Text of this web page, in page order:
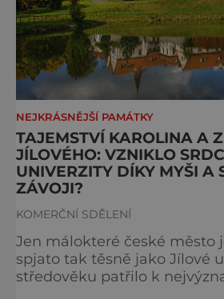
NEJKRÁSNĚJŠÍ PAMÁTKY
TAJEMSTVÍ KAROLINA A
JÍLOVÉHO: VZNIKLO
UNIVERZITY DÍKY MYŠI A
ZÁVOJI?
KOMERČNÍ SDĚLENÍ
Jen málokteré české město
spjato tak těsně jako Jílové
středověku patřilo k